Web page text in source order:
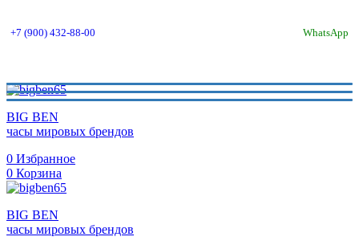
+7 (900) 432-88-00 WhatsApp
BIG BEN
часы мировых брендов
0 Избранное
0 Корзина
BIG BEN
часы мировых брендов